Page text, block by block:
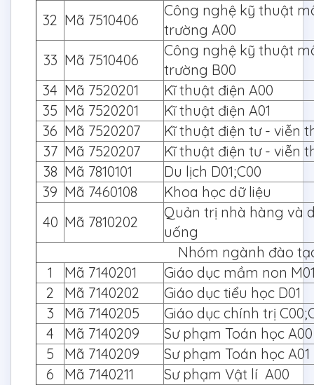
32 Mã 7510406
Công nghệ kỹ thuật
trường A00
33 Mã 7510406
Công nghệ kỹ thuật
trường B00
34 Mã 7520201
Kĩ thuật điện A00
35 Mã 7520201
Kĩ thuật điện A01
36 Mã 7520207
Kĩ thuật điện tư - viễn
37 Mã 7520207
Kĩ thuật điện tư - viễn
38 Mã 7810101
Du lịch D01;C00
39 Mã 7460108
Khoa học dữ liệu
40 Mã 7810202
Quản trị nhà hàng và
uống
Nhóm ngành đào
1
Mã 7140201
Giáo dục mầm non
2
Mã 7140202
Giáo dục tiểu học D01
3
Mã 7140205
Giáo dục chính trị
4
Mã 7140209
Sư phạm Toán học A00
5
Mã 7140209
Sư phạm Toán học A01
6
Mã 7140211
Sư phạm Vật lí A00